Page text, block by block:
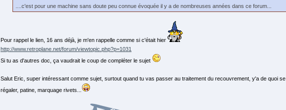
....c'est pour une machine sans doute peu connue évoquée il y a de nombreuses années dans ce forum...
Pour rappel le lien, 16 ans déjà, je m'en rappelle comme si c'était hier
http://www.retroplane.net/forum/viewtopic.php?p=1031
Si tu as d'autres doc, ça vaudrait le coup de compléter le sujet
Salut Eric, super intéressant comme sujet, surtout quand tu vas passer au traitement du recouvrement, y'a de quoi se
régaler, patine, marquage rivets...